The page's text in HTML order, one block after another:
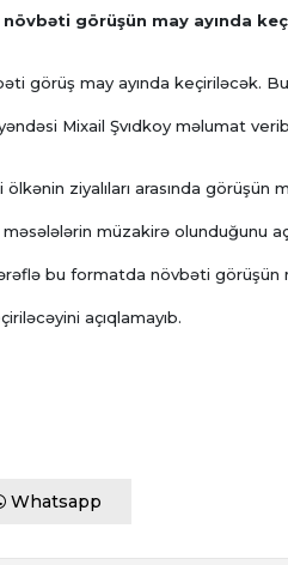
görüşün may ayında
görüş may ayında keçiriləcək.
Mixail Şvıdkoy məlumat
ölkənin ziyalıları arasında
müzakirə olunduğunu
bu formatda növbəti görüşün
açıqlamayıb.
Whatsapp